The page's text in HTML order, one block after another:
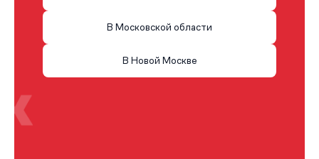
В Московской области
В Новой Москве